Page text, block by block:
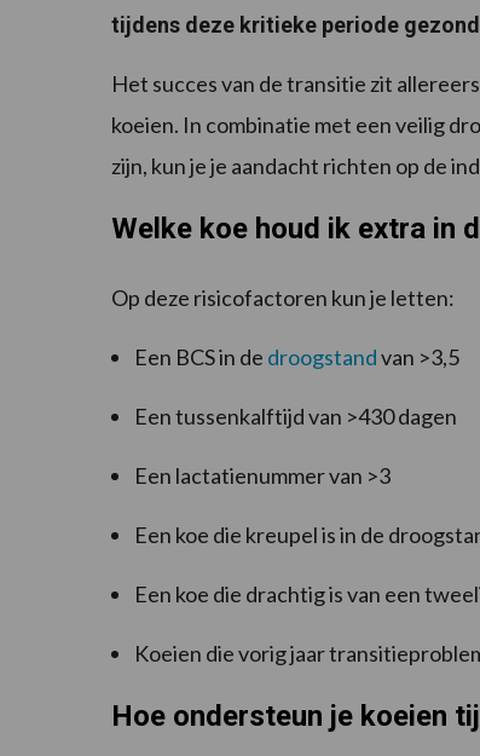
tijdens deze kritieke periode
Het succes van de transitie zit
koeien. In combinatie met een veilig
zijn, kun je je aandacht richten op de
Welke koe houd ik extra in
Op deze risicofactoren kun je letten:
Een BCS in de droogstandvan >3,5
Een tussenkalftijd van >430 dagen
Een lactatienummer van >3
Een koe die kreupel is in de
Een koe die drachtig is van een
Koeien die vorig jaar
Hoe ondersteun je koeien